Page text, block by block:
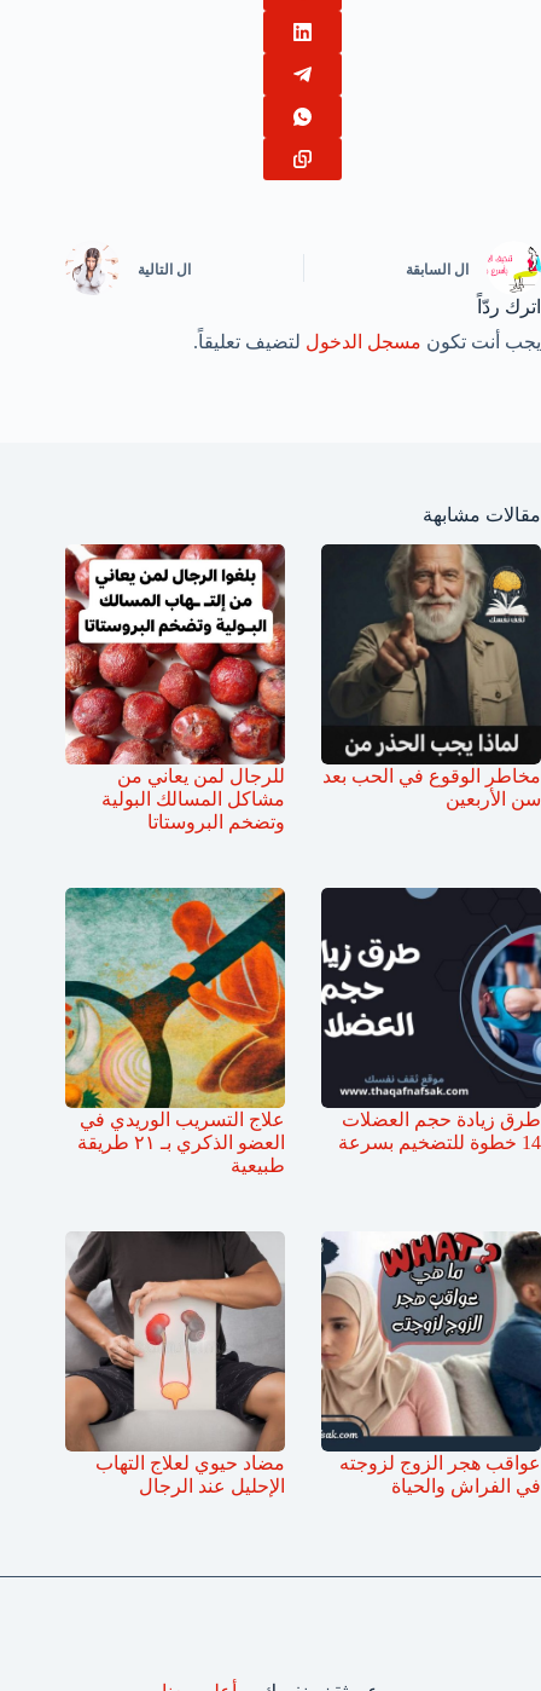
ال السابقة ال التالية
اترك ردّاً
يجب أنت تكون مسجل الدخول لتضيف تعليقاً.
مقالات مشابهة
مخاطر الوقوع في الحب بعد
سن الأربعين
للرجال لمن يعاني من
مشاكل المسالك البولية
وتضخم البروستاتا
طرق زيادة حجم العضلات
14 خطوة للتضخيم بسرعة
علاج التسريب الوريدي في
العضو الذكري بـ ٢١ طريقة
طبيعية
عواقب هجر الزوج لزوجته
في الفراش والحياة
مضاد حيوي لعلاج التهاب
الإحليل عند الرجال